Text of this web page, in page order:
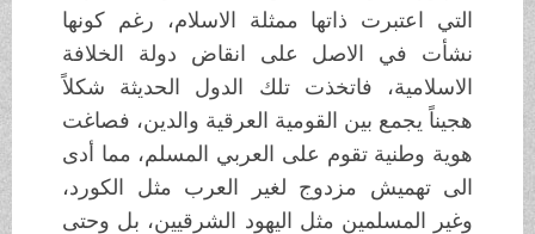
التي اعتبرت ذاتها ممثلة الاسلام، رغم كونها
نشأت في الاصل على انقاض دولة الخلافة
الاسلامية، فاتخذت تلك الدول الحديثة شكلاً
هجيناً يجمع بين القومية العرقية والدين، فصاغت
هوية وطنية تقوم على العربي المسلم، مما أدى
الى تهميش مزدوج لغير العرب مثل الكورد،
وغير المسلمين مثل اليهود الشرقيين، بل وحتى